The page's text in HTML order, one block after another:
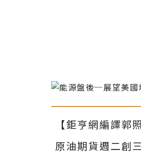
【鉅亨網編譯郭
原油期貨週二創